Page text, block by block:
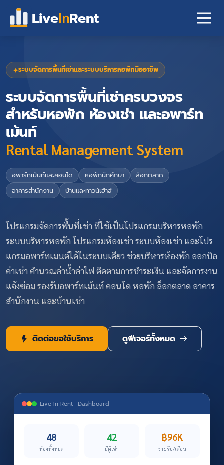
LiveInRent
✦ระบบจัดการพื้นที่เช่าและระบบบริหารหอพักมืออาชีพ
ระบบจัดการพื้นที่เช่าครบวงจร
สำหรับหอพัก ห้องเช่า และอพาร์ท
เม้นท์
Rental Management System
อพาร์ทเม้นท์และคอนโด หอพักนักศึกษา
ล็อกตลาด
อาคารสำนักงาน
บ้านและทาวน์เฮ้าส์
โปรแกรมจัดการพื้นที่เช่า ที่ใช้เป็นโปรแกรมบริหารหอพัก
ระบบบริหารหอพัก โปรแกรมห้องเช่า ระบบห้องเช่า และโปร
แกรมอพาร์ทเมนต์ได้ในระบบเดียว ช่วยบริหารห้องพัก ออกบิล
ค่าเช่า คำนวณค่าน้ำค่าไฟ ติดตามการชำระเงิน และจัดการงาน
แจ้งซ่อม รองรับอพาร์ทเม้นท์ คอนโด หอพัก ล็อกตลาด อาคาร
สำนักงาน และบ้านเช่า
ติดต่อขอใช้บริการ ดูฟีเจอร์ทั้งหมด
Live In Rent · Dashboard
48
ห้องทั้งหมด
42
มีผู้เช่า
฿96K
รายรับ/เดือน